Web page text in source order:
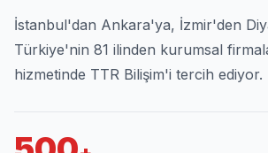
İstanbul'dan Ankara'ya, İzmir'den
Türkiye'nin 81 ilinden kurumsal
hizmetinde TTR Bilişim'i tercih ediyor.